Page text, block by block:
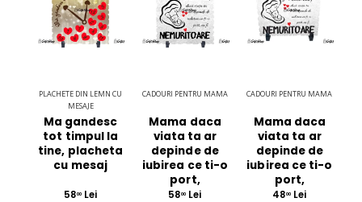
PLACHETE DIN LEMN CU
MESAJE
Ma gandesc
tot timpul la
tine, placheta
cu mesaj
5800 Lei
CADOURI PENTRU MAMA
Mama daca
viata ta ar
depinde de
iubirea ce ti-o
port,
5800 Lei
CADOURI PENTRU MAMA
Mama daca
viata ta ar
depinde de
iubirea ce ti-o
port,
4800 Lei